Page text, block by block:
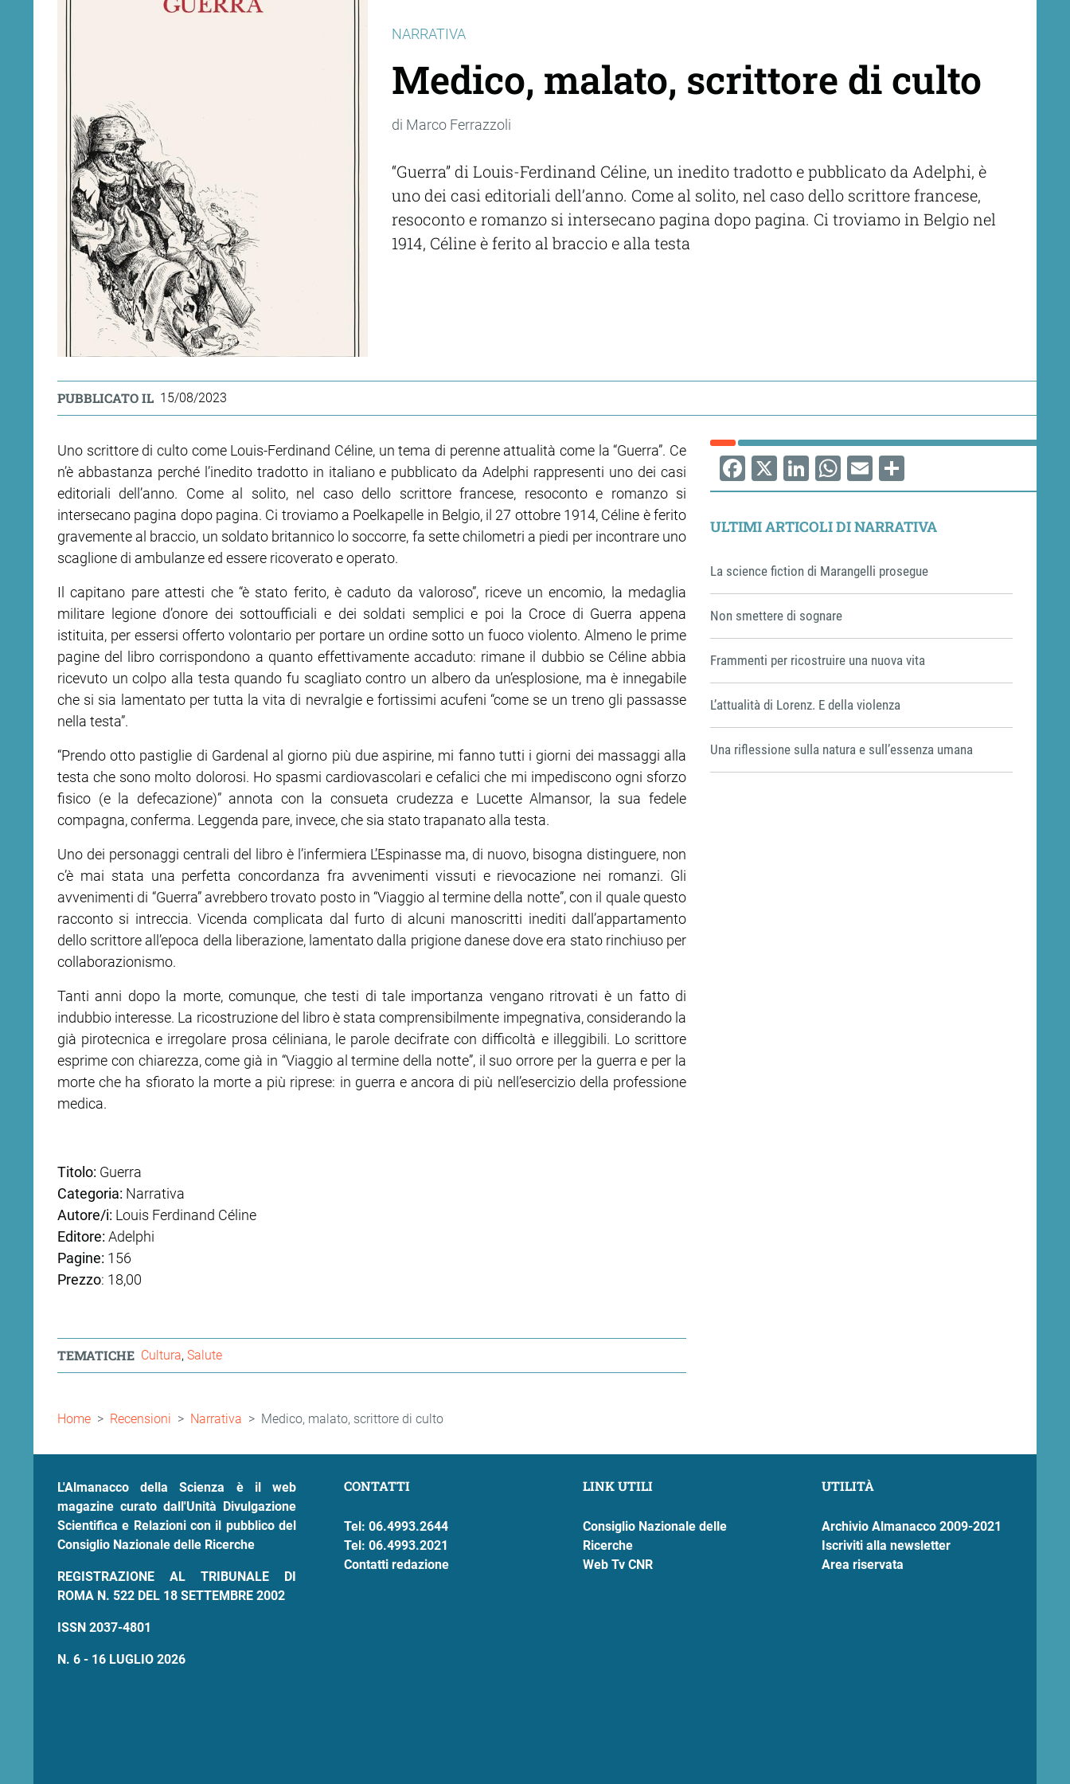
NARRATIVA
Medico, malato, scrittore di culto
di Marco Ferrazzoli
“Guerra” di Louis-Ferdinand Céline, un inedito tradotto e pubblicato da Adelphi, è
uno dei casi editoriali dell’anno. Come al solito, nel caso dello scrittore francese,
resoconto e romanzo si intersecano pagina dopo pagina. Ci troviamo in Belgio nel
1914, Céline è ferito al braccio e alla testa
PUBBLICATO IL 15/08/2023
Uno scrittore di culto come Louis-Ferdinand Céline, un tema di perenne attualità come la “Guerra”. Ce
n’è abbastanza perché l’inedito tradotto in italiano e pubblicato da Adelphi rappresenti uno dei casi
editoriali dell’anno. Come al solito, nel caso dello scrittore francese, resoconto e romanzo si
intersecano pagina dopo pagina. Ci troviamo a Poelkapelle in Belgio, il 27 ottobre 1914, Céline è ferito
gravemente al braccio, un soldato britannico lo soccorre, fa sette chilometri a piedi per incontrare uno
scaglione di ambulanze ed essere ricoverato e operato.
Il capitano pare attesti che “è stato ferito, è caduto da valoroso”, riceve un encomio, la medaglia
militare legione d’onore dei sottoufficiali e dei soldati semplici e poi la Croce di Guerra appena
istituita, per essersi offerto volontario per portare un ordine sotto un fuoco violento. Almeno le prime
pagine del libro corrispondono a quanto effettivamente accaduto: rimane il dubbio se Céline abbia
ricevuto un colpo alla testa quando fu scagliato contro un albero da un’esplosione, ma è innegabile
che si sia lamentato per tutta la vita di nevralgie e fortissimi acufeni “come se un treno gli passasse
nella testa”.
“Prendo otto pastiglie di Gardenal al giorno più due aspirine, mi fanno tutti i giorni dei massaggi alla
testa che sono molto dolorosi. Ho spasmi cardiovascolari e cefalici che mi impediscono ogni sforzo
fisico (e la defecazione)” annota con la consueta crudezza e Lucette Almansor, la sua fedele
compagna, conferma. Leggenda pare, invece, che sia stato trapanato alla testa.
Uno dei personaggi centrali del libro è l’infermiera L’Espinasse ma, di nuovo, bisogna distinguere, non
c’è mai stata una perfetta concordanza fra avvenimenti vissuti e rievocazione nei romanzi. Gli
avvenimenti di “Guerra” avrebbero trovato posto in “Viaggio al termine della notte”, con il quale questo
racconto si intreccia. Vicenda complicata dal furto di alcuni manoscritti inediti dall’appartamento
dello scrittore all’epoca della liberazione, lamentato dalla prigione danese dove era stato rinchiuso per
collaborazionismo.
Tanti anni dopo la morte, comunque, che testi di tale importanza vengano ritrovati è un fatto di
indubbio interesse. La ricostruzione del libro è stata comprensibilmente impegnativa, considerando la
già pirotecnica e irregolare prosa céliniana, le parole decifrate con difficoltà e illeggibili. Lo scrittore
esprime con chiarezza, come già in “Viaggio al termine della notte”, il suo orrore per la guerra e per la
morte che ha sfiorato la morte a più riprese: in guerra e ancora di più nell’esercizio della professione
medica.
Titolo: Guerra
Categoria: Narrativa
Autore/i: Louis Ferdinand Céline
Editore: Adelphi
Pagine: 156
Prezzo: 18,00
TEMATICHE Cultura Salute
Facebook
X LinkedIn
WhatsApp
EmailShare
ULTIMI ARTICOLI DI NARRATIVA
La science fiction di Marangelli prosegue
Non smettere di sognare
Frammenti per ricostruire una nuova vita
L’attualità di Lorenz. E della violenza
Una riflessione sulla natura e sull’essenza umana
Briciole
Home Recensioni Narrativa Medico, malato, scrittore di culto
L'Almanacco della Scienza è il web
magazine curato dall'Unità Divulgazione
Scientifica e Relazioni con il pubblico del
Consiglio Nazionale delle Ricerche
REGISTRAZIONE AL TRIBUNALE DI
ROMA N. 522 DEL 18 SETTEMBRE 2002
ISSN 2037-4801
N. 6 - 16 LUGLIO 2026
CONTATTI
Tel: 06.4993.2644
Tel: 06.4993.2021
Contatti redazione
LINK UTILI
Consiglio Nazionale delle
Ricerche
Web Tv CNR
UTILITÀ
Archivio Almanacco 2009-2021
Iscriviti alla newsletter
Area riservata